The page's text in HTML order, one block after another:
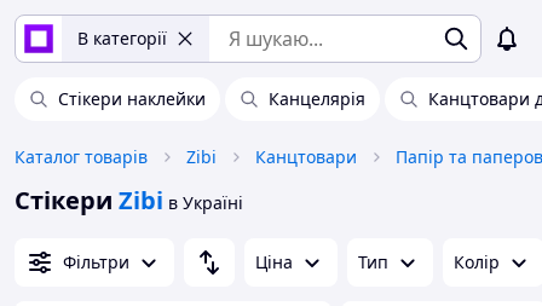
В категорії
Стікери наклейки Канцелярія Канцтовари
Каталог товарів Zibi Канцтовари Папір та
Стікери Zibi в Україні
Фільтри Ціна Тип Колір